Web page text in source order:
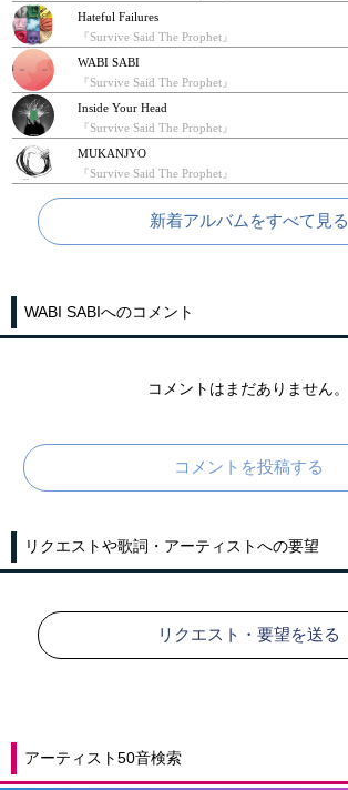
Hateful Failures
『Survive Said The Prophet』
WABI SABI
『Survive Said The Prophet』
Inside Your Head
『Survive Said The Prophet』
MUKANJYO
『Survive Said The Prophet』
新着アルバムをすべて見る
WABI SABIへのコメント
コメントはまだありません。
コメントを投稿する
リクエストや歌詞・アーティストへの要望
リクエスト・要望を送る
アーティスト50音検索